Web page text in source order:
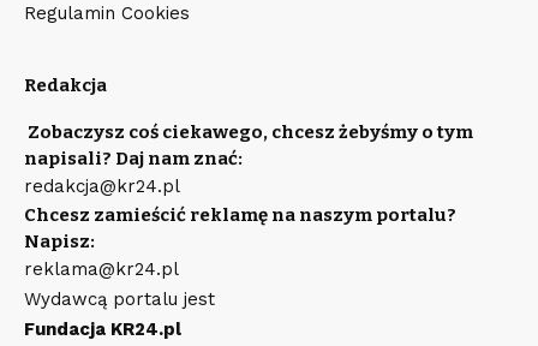
Regulamin Cookies
Redakcja
Zobaczysz coś ciekawego, chcesz żebyśmy o tym
napisali? Daj nam znać:
redakcja@kr24.pl
Chcesz zamieścić reklamę na naszym portalu?
Napisz:
reklama@kr24.pl
Wydawcą portalu jest
Fundacja KR24.pl